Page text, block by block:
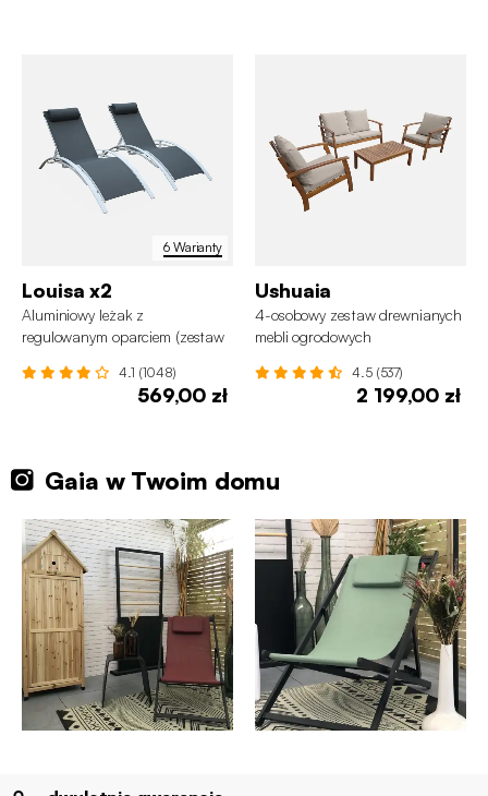
6 Warianty
Louisa x2
Aluminiowy leżak z
regulowanym oparciem (zestaw
4.1 (1048)
569,00 zł
Ushuaia
4-osobowy zestaw drewnianych
mebli ogrodowych
4.5 (537)
2 199,00 zł
Gaia w Twoim domu